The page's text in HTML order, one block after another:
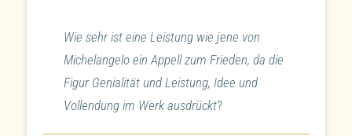
Wie sehr ist eine Leistung wie jene von
Michelangelo ein Appell zum Frieden, da die
Figur Genialität und Leistung, Idee und
Vollendung im Werk ausdrückt?